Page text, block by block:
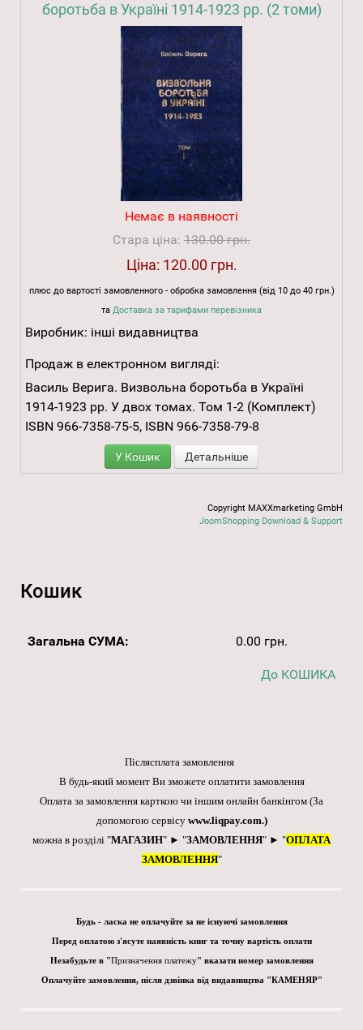
боротьба в Україні 1914-1923 рр. (2 томи)
Немає в наявності
Стара ціна: 130.00 грн.
Ціна: 120.00 грн.
плюс до вартості замовленного - обробка замовлення (від 10 до 40 грн.)
та Доставка за тарифами перевізника
Виробник: інші видавництва
Продаж в електронном вигляді:
Василь Верига. Визвольна боротьба в Україні
1914-1923 рр. У двох томах. Том 1-2 (Комплект)
ISBN 966-7358-75-5, ISBN 966-7358-79-8
У Кошик Детальніше
Copyright MAXXmarketing GmbH
JoomShopping Download & Support
Кошик
Загальна СУМА: 0.00 грн.
До КОШИКА
Післясплата замовлення
В будь-який момент Ви зможете оплатити замовлення
Оплата за замовлення карткою чи іншим онлайн банкінгом (За
допомогою сервісу www.liqpay.com.)
можна в розділі "МАГАЗИН" ► "ЗАМОВЛЕННЯ" ► "ОПЛАТА
ЗАМОВЛЕННЯ"
Будь - ласка не оплачуйте за не існуючі замовлення
Перед оплатою з'ясуте наявність книг та точну вартість оплати
Незабудьте в "Призначення платежу" вказати номер замовлення
Оплачуйте замовлення, після дзвінка від видавництва "КАМЕНЯР"